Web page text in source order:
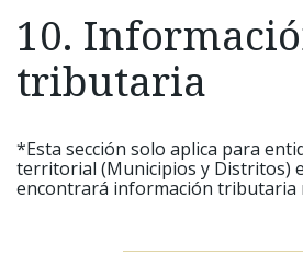
10.
tributaria
*Esta sección solo aplica para
territorial (Municipios y Distritos)
encontrará información tributaria